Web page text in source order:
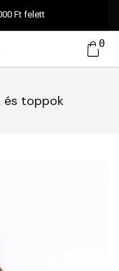
Ft felett
0
és toppok